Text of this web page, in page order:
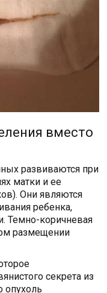
вместо
развиваются при
матки и ее
Они являются
ребенка,
Темно-коричневая
размещении
секрета из
опухоль